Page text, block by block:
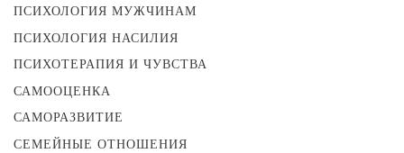
ПСИХОЛОГИЯ МУЖЧИНАМ
ПСИХОЛОГИЯ НАСИЛИЯ
ПСИХОТЕРАПИЯ И ЧУВСТВА
САМООЦЕНКА
САМОРАЗВИТИЕ
СЕМЕЙНЫЕ ОТНОШЕНИЯ